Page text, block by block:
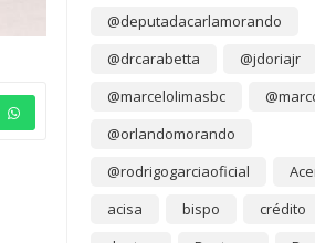
@deputadacarlamorando
@drcarabetta
@jdoriajr
@marcelolimasbc
@orlandomorando
@rodrigogarciaoficial
acisa
bispo crédito